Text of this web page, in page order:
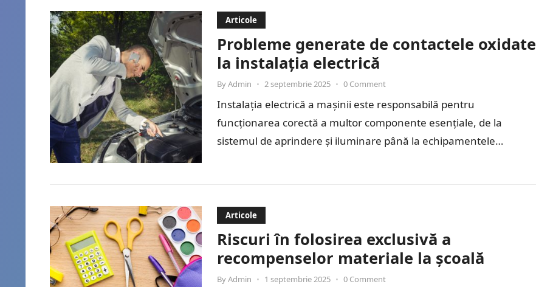
Articole
Probleme generate de contactele oxidate
la instalația electrică
ByAdmin • 2 septembrie 2025 • 0 Comment
Instalația electrică a mașinii este responsabilă pentru
funcționarea corectă a multor componente esențiale, de la
sistemul de aprindere și iluminare până la echipamentele
Articole
Riscuri în folosirea exclusivă a
recompenselor materiale la școală
ByAdmin • 1 septembrie 2025 • 0 Comment